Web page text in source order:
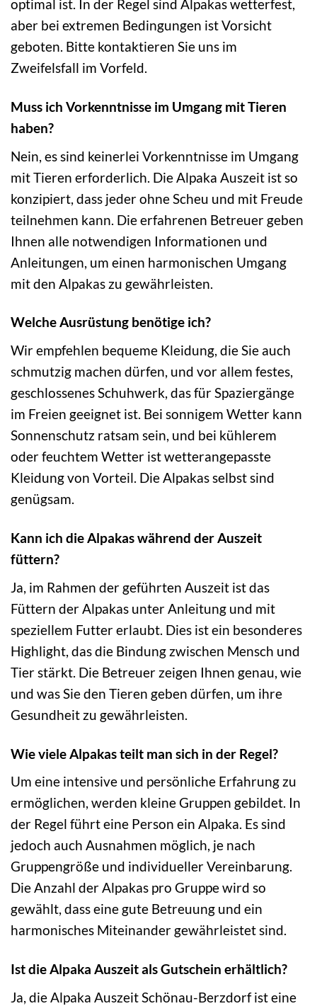
optimal ist. In der Regel sind Alpakas wetterfest,
aber bei extremen Bedingungen ist Vorsicht
geboten. Bitte kontaktieren Sie uns im
Zweifelsfall im Vorfeld.
Muss ich Vorkenntnisse im Umgang mit Tieren
haben?
Nein, es sind keinerlei Vorkenntnisse im Umgang
mit Tieren erforderlich. Die Alpaka Auszeit ist so
konzipiert, dass jeder ohne Scheu und mit Freude
teilnehmen kann. Die erfahrenen Betreuer geben
Ihnen alle notwendigen Informationen und
Anleitungen, um einen harmonischen Umgang
mit den Alpakas zu gewährleisten.
Welche Ausrüstung benötige ich?
Wir empfehlen bequeme Kleidung, die Sie auch
schmutzig machen dürfen, und vor allem festes,
geschlossenes Schuhwerk, das für Spaziergänge
im Freien geeignet ist. Bei sonnigem Wetter kann
Sonnenschutz ratsam sein, und bei kühlerem
oder feuchtem Wetter ist wetterangepasste
Kleidung von Vorteil. Die Alpakas selbst sind
genügsam.
Kann ich die Alpakas während der Auszeit
füttern?
Ja, im Rahmen der geführten Auszeit ist das
Füttern der Alpakas unter Anleitung und mit
speziellem Futter erlaubt. Dies ist ein besonderes
Highlight, das die Bindung zwischen Mensch und
Tier stärkt. Die Betreuer zeigen Ihnen genau, wie
und was Sie den Tieren geben dürfen, um ihre
Gesundheit zu gewährleisten.
Wie viele Alpakas teilt man sich in der Regel?
Um eine intensive und persönliche Erfahrung zu
ermöglichen, werden kleine Gruppen gebildet. In
der Regel führt eine Person ein Alpaka. Es sind
jedoch auch Ausnahmen möglich, je nach
Gruppengröße und individueller Vereinbarung.
Die Anzahl der Alpakas pro Gruppe wird so
gewählt, dass eine gute Betreuung und ein
harmonisches Miteinander gewährleistet sind.
Ist die Alpaka Auszeit als Gutschein erhältlich?
Ja, die Alpaka Auszeit Schönau-Berzdorf ist eine